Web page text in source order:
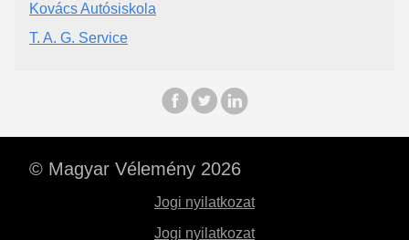
Kovács Autósiskola
T. A. G. Service
© Magyar Vélemény 2026
Jogi nyilatkozat
Jogi nyilatkozat